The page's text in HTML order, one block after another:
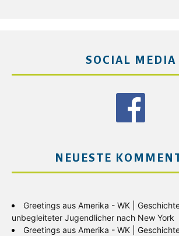
SOCIAL MEDIA
NEUESTE
Greetings aus Amerika - WK |
unbegleiteter Jugendlicher nach New York
Greetings aus Amerika - WK |